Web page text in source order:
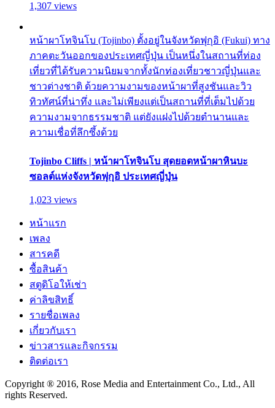
1,307 views
หน้าผาโทจินโบ (Tojinbo) ตั้งอยู่ในจังหวัดฟุกุอิ (Fukui) ทาง
ภาคตะวันออกของประเทศญี่ปุ่น เป็นหนึ่งในสถานที่ท่อง
เที่ยวที่ได้รับความนิยมจากทั้งนักท่องเที่ยวชาวญี่ปุ่นและ
ชาวต่างชาติ ด้วยความงามของหน้าผาที่สูงชันและวิว
ทิวทัศน์ที่น่าทึ่ง และไม่เพียงแต่เป็นสถานที่ที่เต็มไปด้วย
ความงามจากธรรมชาติ แต่ยังแฝงไปด้วยตำนานและ
ความเชื่อที่ลึกซึ้งด้วย
Tojinbo Cliffs | หน้าผาโทจินโบ สุดยอดหน้าผาหินบะ
ซอลต์แห่งจังหวัดฟุกุอิ ประเทศญี่ปุ่น
1,023 views
หน้าแรก
เพลง
สารคดี
ซื้อสินค้า
สตูดิโอให้เช่า
ค่าลิขสิทธิ์
รายชื่อเพลง
เกี่ยวกับเรา
ข่าวสารและกิจกรรม
ติดต่อเรา
Copyright ® 2016, Rose Media and Entertainment Co., Ltd., All
rights Reserved.